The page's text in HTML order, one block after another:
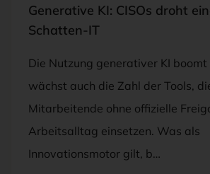
Generative KI: CISOs droht
Schatten-IT
Die Nutzung generativer KI
wächst auch die Zahl der Tools,
Mitarbeitende ohne offizielle
Arbeitsalltag einsetzen. Was als
Innovationsmotor gilt, b…